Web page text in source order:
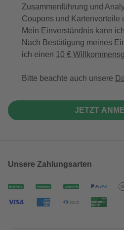
Zusammenführung und
Coupons und Kartenvorteile
Mein Einverständnis kann
Nach Bestätigung meines
ich einen 10 €
Bitte beachte auch unsere
JETZT
Unsere Zahlungsarten